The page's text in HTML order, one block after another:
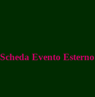
Scheda Evento Esterno